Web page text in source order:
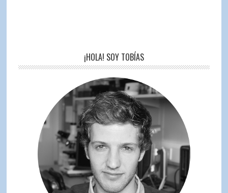
¡HOLA! SOY TOBÍAS